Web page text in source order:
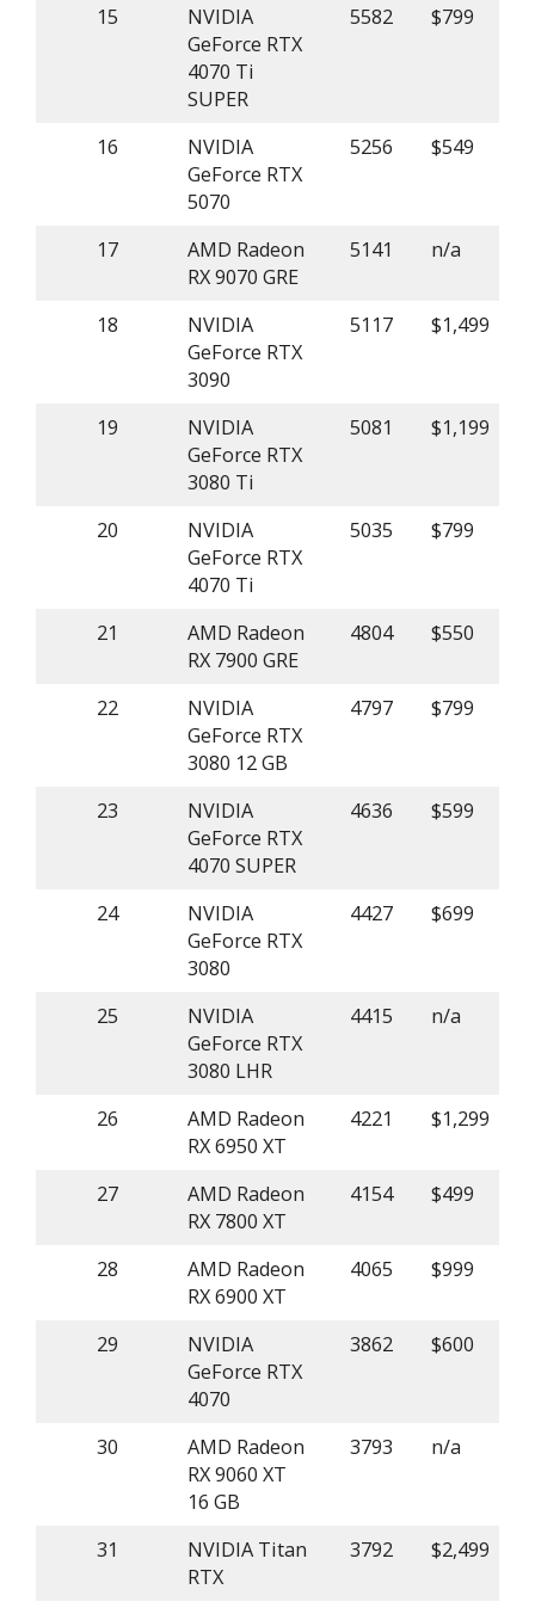
15
NVIDIA
GeForce RTX
4070 Ti
SUPER
5582 $799
16
NVIDIA
GeForce RTX
5070
5256 $549
17
AMD Radeon
RX 9070 GRE
5141 n/a
18
NVIDIA
GeForce RTX
3090
5117 $1,499
19
NVIDIA
GeForce RTX
3080 Ti
5081 $1,199
20
NVIDIA
GeForce RTX
4070 Ti
5035 $799
21
AMD Radeon
RX 7900 GRE
4804 $550
22
NVIDIA
GeForce RTX
3080 12 GB
4797 $799
23
NVIDIA
GeForce RTX
4070 SUPER
4636 $599
24
NVIDIA
GeForce RTX
3080
4427 $699
25
NVIDIA
GeForce RTX
3080 LHR
4415 n/a
26
AMD Radeon
RX 6950 XT
4221 $1,299
27
AMD Radeon
RX 7800 XT
4154 $499
28
AMD Radeon
RX 6900 XT
4065 $999
29
NVIDIA
GeForce RTX
4070
3862 $600
30
AMD Radeon
RX 9060 XT
16 GB
3793 n/a
31
NVIDIA Titan
RTX
3792 $2,499